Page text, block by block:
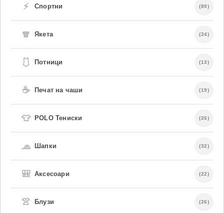
⚡ Спортни (89)
🧣 Якета (24)
🩱 Потници (13)
☕ Печат на чаши (19)
👕 POLO Тениски (26)
🧢 Шапки (32)
🎒 Аксесоари (22)
👚 Блузи (26)